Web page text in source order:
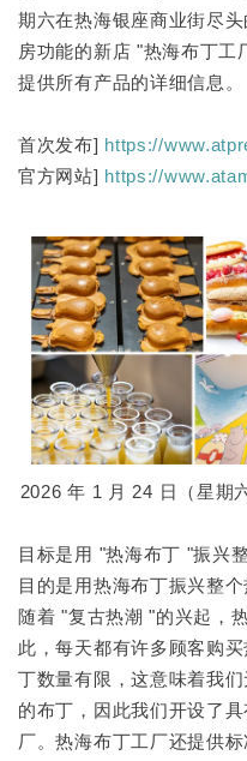
期六在热海银座商业街尽
房功能的新店 "热海布丁工
提供所有产品的详细信息。
首次发布] https://
官方网站] https://
2026 年 1 月 24 日（星期
目标是用 "热海布丁 "振兴
目的是用热海布丁振兴整个
随着 "复古热潮 "的兴起，
此，每天都有许多顾客购
丁数量有限，这意味着我
的布丁，因此我们开设了
厂。热海布丁工厂还提供